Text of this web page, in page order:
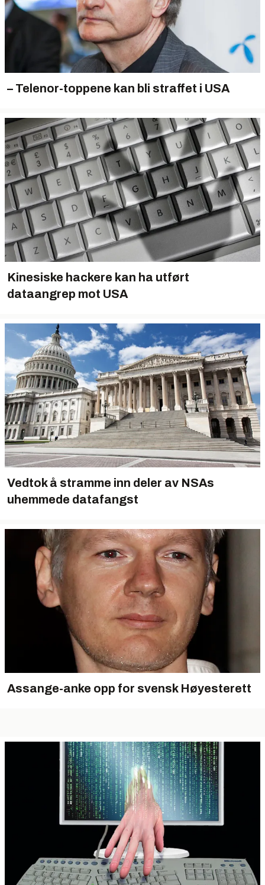
– Telenor-toppene kan bli straffet i USA
Kinesiske hackere kan ha utført
dataangrep mot USA
Vedtok å stramme inn deler av NSAs
uhemmede datafangst
Assange-anke opp for svensk Høyesterett